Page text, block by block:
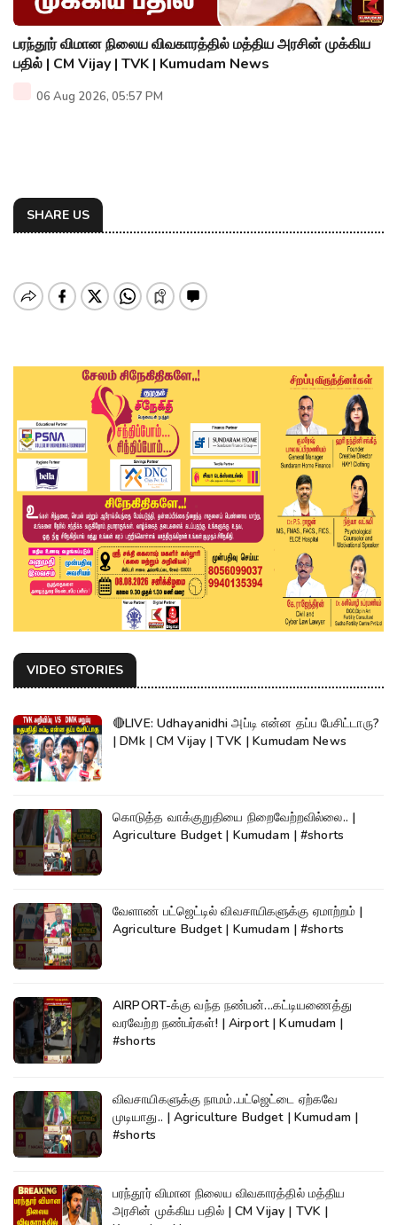
பரந்தூர் விமான நிலைய விவகாரத்தில் மத்திய அரசின் முக்கிய
பதில் | CM Vijay | TVK | Kumudam News
06 Aug 2026, 05:57 PM
SHARE US
VIDEO STORIES
🔴LIVE: Udhayanidhi அப்டி என்ன தப்ப பேசிட்டாரு?
| DMk | CM Vijay | TVK | Kumudam News
கொடுத்த வாக்குறுதியை நிறைவேற்றவில்லை.. |
Agriculture Budget | Kumudam | #shorts
வேளாண் பட்ஜெட்டில் விவசாயிகளுக்கு ஏமாற்றம் |
Agriculture Budget | Kumudam | #shorts
AIRPORT-க்கு வந்த நண்பன்...கட்டியணைத்து
வரவேற்ற நண்பர்கள்! | Airport | Kumudam |
#shorts
விவசாயிகளுக்கு நாமம்..பட்ஜெட்டை ஏற்கவே
முடியாது.. | Agriculture Budget | Kumudam |
#shorts
பரந்தூர் விமான நிலைய விவகாரத்தில் மத்திய
அரசின் முக்கிய பதில் | CM Vijay | TVK |